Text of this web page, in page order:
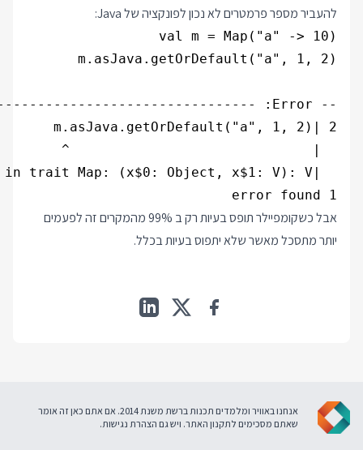
להעביר מספר פרמטרים לא נכון לפונקציה של Java:
1 error found
אבל כשקומפיילר תופס בעיות רק ב 99% מהמקרים זה לפעמים
יותר מתסכל מאשר שלא יתפוס בעיות בכלל.
אנחנו באוויר ומלמדים תכנות ברשת משנת 2014. אם אתם כאן זה אומר
שאתם מסכימים לתקנון האתר. ויש גם הצהרת נגישות.